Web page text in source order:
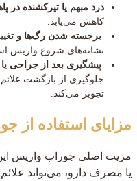
درد مبهم یا تیرکشنده در
کاهش می‌یابد.
برجسته شدن رگ‌ها و
نشانه‌های شروع واریس
پیشگیری بعد از جراحی
جلوگیری از بازگشت
تجویز می‌کند.
مزایای استفاده از
مزیت اصلی جوراب واریس
یا مصرف دارو، می‌تواند